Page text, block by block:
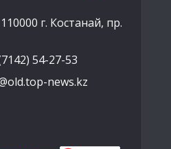
110000 г. Костанай, пр.
54-27-53
news.kz